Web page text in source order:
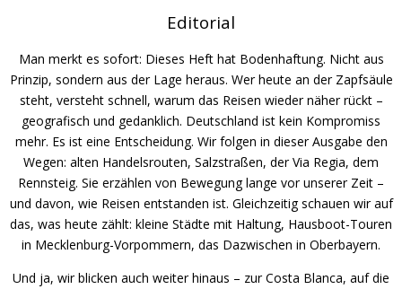
Editorial
Man merkt es sofort: Dieses Heft hat Bodenhaftung. Nicht aus
Prinzip, sondern aus der Lage heraus. Wer heute an der Zapfsäule
steht, versteht schnell, warum das Reisen wieder näher rückt –
geografisch und gedanklich. Deutschland ist kein Kompromiss
mehr. Es ist eine Entscheidung. Wir folgen in dieser Ausgabe den
Wegen: alten Handelsrouten, Salzstraßen, der Via Regia, dem
Rennsteig. Sie erzählen von Bewegung lange vor unserer Zeit –
und davon, wie Reisen entstanden ist. Gleichzeitig schauen wir auf
das, was heute zählt: kleine Städte mit Haltung, Hausboot-Touren
in Mecklenburg-Vorpommern, das Dazwischen in Oberbayern.
Und ja, wir blicken auch weiter hinaus – zur Costa Blanca, auf die